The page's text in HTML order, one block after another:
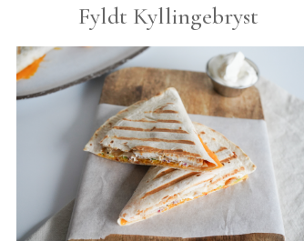
Fyldt Kyllingebryst